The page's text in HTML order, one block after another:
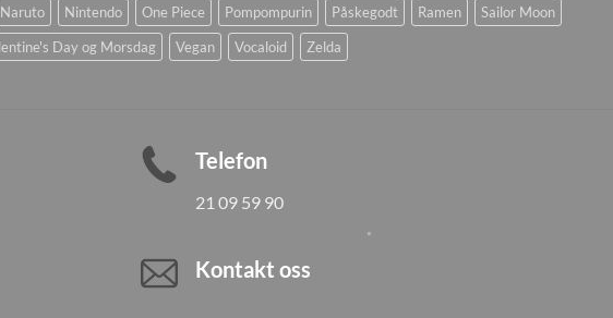
Naruto Nintendo One Piece Pompompurin Påskegodt Ramen
Sailor Moon
Day og Morsdag Vegan Vocaloid Zelda
Telefon
21 09 59 90
Kontakt oss